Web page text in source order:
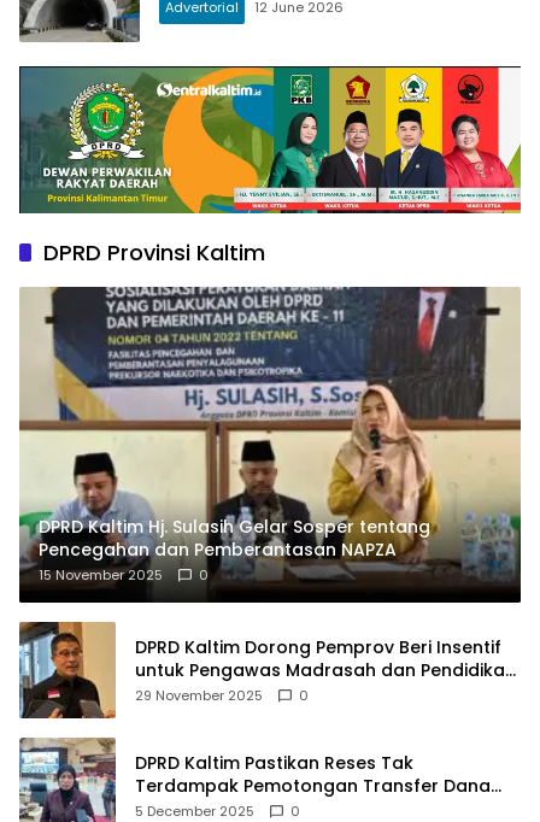
Advertorial 12 June 2026
DPRD Provinsi Kaltim
DPRD Kaltim Hj. Sulasih Gelar Sosper tentang
Pencegahan dan Pemberantasan NAPZA
15 November 2025 0
DPRD Kaltim Dorong Pemprov Beri Insentif
untuk Pengawas Madrasah dan Pendidikan
Agama
29 November 2025 0
DPRD Kaltim Pastikan Reses Tak
Terdampak Pemotongan Transfer Dana
Pusat
5 December 2025 0